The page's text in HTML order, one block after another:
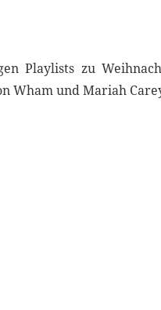
Playlists zu
Wham und Mariah